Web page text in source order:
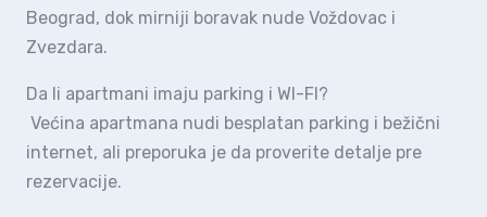
Beograd, dok mirniji boravak nude Voždovac i
Zvezdara.
Da li apartmani imaju parking i WI-FI?
Većina apartmana nudi besplatan parking i bežični
internet, ali preporuka je da proverite detalje pre
rezervacije.